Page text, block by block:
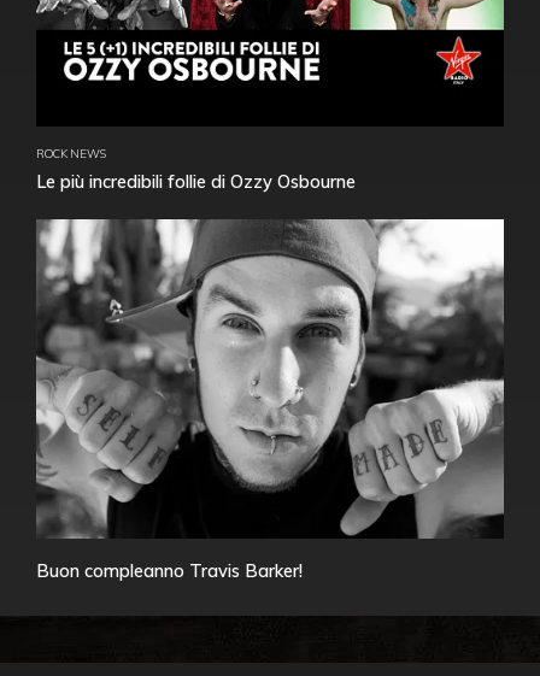
ROCK NEWS
Le più incredibili follie di Ozzy Osbourne
Buon compleanno Travis Barker!